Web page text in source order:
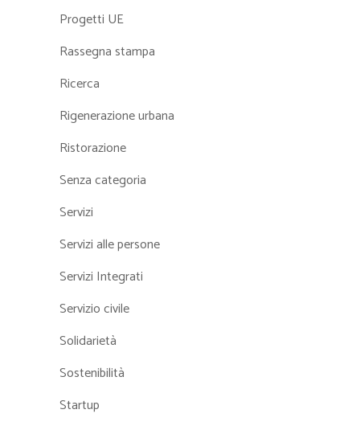
Progetti UE
Rassegna stampa
Ricerca
Rigenerazione urbana
Ristorazione
Senza categoria
Servizi
Servizi alle persone
Servizi Integrati
Servizio civile
Solidarietà
Sostenibilità
Startup